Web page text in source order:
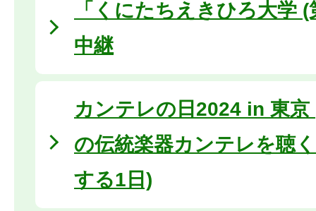
「くにたちえきひろ大学
中継
カンテレの日2024 in 東
の伝統楽器カンテレを聴
する1日)